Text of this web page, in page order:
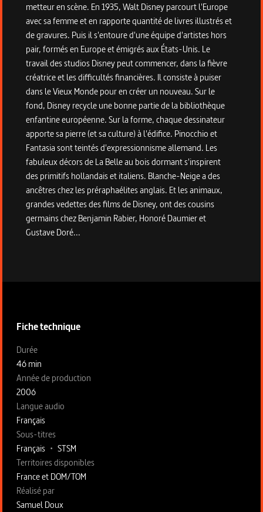
metteur en scène. En 1935, Walt Disney parcourt l'Europe
avec sa femme et en rapporte quantité de livres illustrés et
de gravures. Puis il s'entoure d'une équipe d'artistes hors
pair, formés en Europe et émigrés aux États-Unis. Le
travail des studios Disney peut commencer, dans la fièvre
créatrice et les difficultés financières. Il consiste à puiser
dans le Vieux Monde pour en créer un nouveau. Sur le
fond, Disney recycle une bonne partie de la bibliothèque
enfantine européenne. Sur la forme, chaque dessinateur
apporte sa pierre (et sa culture) à l'édifice. Pinocchio et
Fantasia sont teintés d'expressionnisme allemand. Les
fabuleux décors de La Belle au bois dormant s'inspirent
des primitifs hollandais et italiens. Blanche-Neige a des
ancêtres chez les préraphaélites anglais. Et les animaux,
grandes vedettes des films de Disney, ont des cousins
germains chez Benjamin Rabier, Honoré Daumier et
Gustave Doré...
Fiche technique
Fiche technique section gauche
Durée
46 min
Année de production
2006
Langue audio
Français
Sous-titres
Français • STSM
Territoires disponibles
France et DOM/TOM
Fiche technique section droite
Réalisé par
Samuel Doux